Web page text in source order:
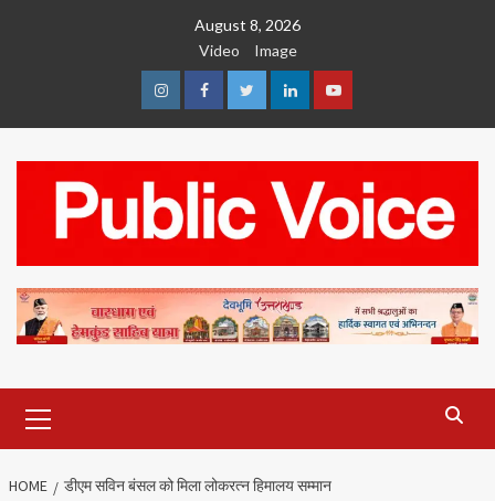
August 8, 2026
Video
Image
InstagramFacebookTwitterLinkedinYoutube
Menu
HOME डीएम सविन बंसल को मिला लोकरत्न हिमालय सम्मान